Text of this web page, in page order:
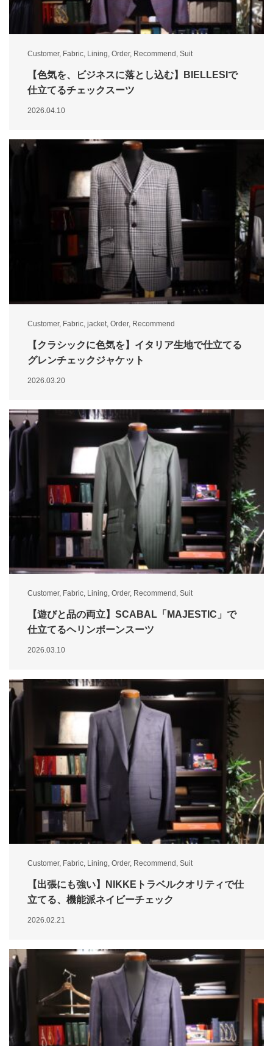
Customer, Fabric, Lining, Order, Recommend , Suit
【色気を、ビジネスに落とし込む】BIELLESIで
仕立てるチェックスーツ
2026.04.10
Customer, Fabric jacket Order, Recommend
【クラシックに色気を】イタリア生地で仕立てる
グレンチェックジャケット
2026.03.20
Customer, Fabric, Lining, Order, Recommend , Suit
【遊びと品の両立】SCABAL「MAJESTIC」で
仕立てるヘリンボーンスーツ
2026.03.10
Customer, Fabric, Lining, Order, Recommend , Suit
【出張にも強い】NIKKEトラベルクオリティで仕
立てる、機能派ネイビーチェック
2026.02.21